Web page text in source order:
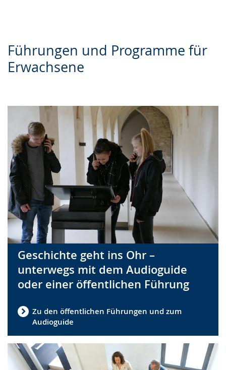
Führungen und Programme für
Erwachsene
Geschichte geht ins Ohr –
unterwegs mit dem Audioguide
oder einer öffentlichen Führung
Zu den öffentlichen Führungen und zum
Audioguide